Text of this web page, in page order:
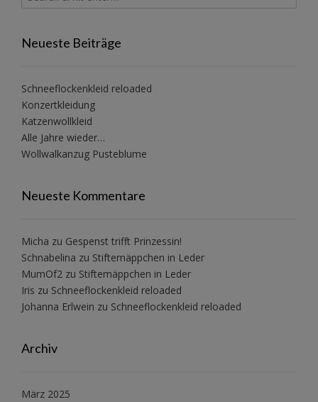
Neueste Beiträge
Schneeflockenkleid reloaded
Konzertkleidung
Katzenwollkleid
Alle Jahre wieder…
Wollwalkanzug Pusteblume
Neueste Kommentare
Micha zu Gespenst trifft Prinzessin!
Schnabelina zu Stiftemäppchen in Leder
MumOf2 zu Stiftemäppchen in Leder
Iris zu Schneeflockenkleid reloaded
Johanna Erlwein zu Schneeflockenkleid reloaded
Archiv
März 2025